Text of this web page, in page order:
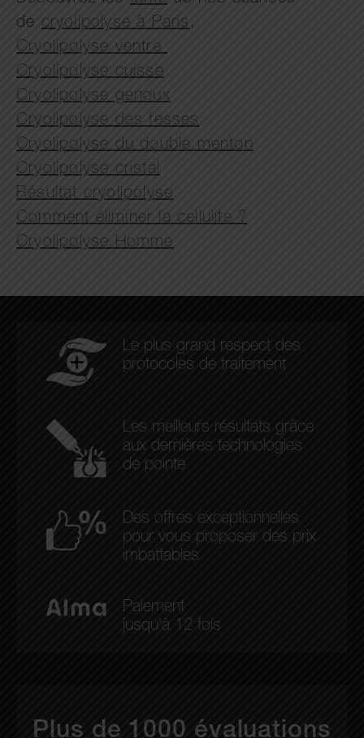
de cryolipolyse à Paris,
Cryolipolyse ventre
Cryolipolyse cuisse
Cryolipolyse genoux
Cryolipolyse des fesses
Cryolipolyse du double menton
Cryolipolyse cristal
Résultat cryolipolyse
Comment éliminer la cellulite ?
Cryolipolyse Homme
Le plus grand respect des
protocoles de traitement
Les meilleurs résultats grâce
aux dernières technologies
de pointe
Des offres exceptionnelles
pour vous proposer des prix
imbattables
Paiement
jusqu'à 12 fois
Plus de 1000 évaluations